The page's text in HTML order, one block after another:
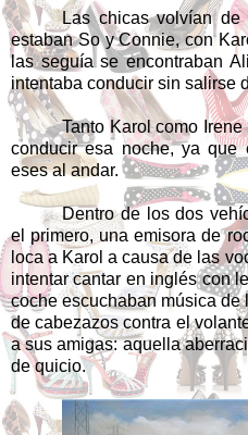
Las chicas volvían de
estaban So y Connie, con
las seguía se encontraban
intentaba conducir sin salirse
Tanto Karol como
conducir esa noche, ya
eses al andar.
Dentro de los dos
el primero, una emisora de
loca a Karol a causa de las
intentar cantar en inglés con
coche escuchaban música de
de cabezazos contra el
a sus amigas: aquella
de quicio.